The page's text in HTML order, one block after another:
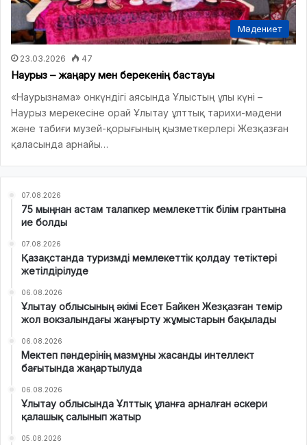
Мәдениет
23.03.2026 47
Наурыз – жаңару мен берекенің бастауы
«Наурызнама» онкүндігі аясында Ұлыстың ұлы күні –
Наурыз мерекесіне орай Ұлытау ұлттық тарихи-мәдени
және табиғи музей-қорығының қызметкерлері Жезқазған
қаласында арнайы…
07.08.2026
75 мыңнан астам талапкер мемлекеттік білім грантына
ие болды
07.08.2026
Қазақстанда туризмді мемлекеттік қолдау тетіктері
жетілдірілуде
06.08.2026
Ұлытау облысының әкімі Есет Байкен Жезқазған темір
жол вокзалындағы жаңғырту жұмыстарын бақылады
06.08.2026
Мектеп пәндерінің мазмұны жасанды интеллект
бағытында жаңартылуда
06.08.2026
Ұлытау облысында Ұлттық ұланға арналған әскери
қалашық салынып жатыр
05.08.2026